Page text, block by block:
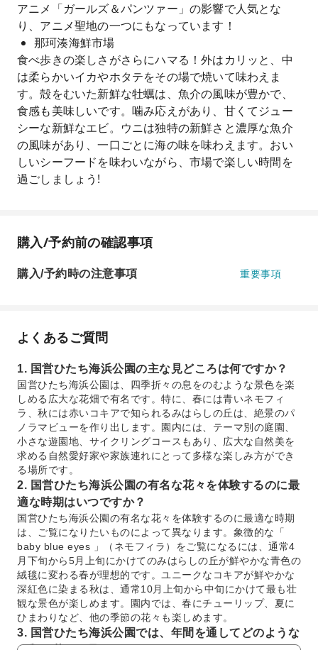
アニメ「ガールズ＆パンツァー」の影響で人気とな
り、アニメ聖地の一つにもなっています！
那珂湊海鮮市場
食べ歩きの楽しさがさらにハマる！外はカリッと、中
は柔らかいイカやホタテをその場で焼いて味わえま
す。殻をむいた新鮮な牡蠣は、魚介の風味が豊かで、
食感も美味しいです。噛み応えがあり、甘くてジュー
シーな新鮮なエビ。ウニは独特の新鮮さと濃厚な魚介
の風味があり、一口ごとに海の味を味わえます。おい
しいシーフードを味わいながら、市場で楽しい時間を
過ごしましょう!
購入/予約前の確認事項
購入/予約時の注意事項 重要事項
よくあるご質問
1. 国営ひたち海浜公園の主な見どころは何ですか？
国営ひたち海浜公園は、四季折々の息をのむような景色を楽
しめる広大な花畑で有名です。特に、春には青いネモフィ
ラ、秋には赤いコキアで知られるみはらしの丘は、絶景のパ
ノラマビューを作り出します。園内には、テーマ別の庭園、
小さな遊園地、サイクリングコースもあり、広大な自然美を
求める自然愛好家や家族連れにとって多様な楽しみ方ができ
る場所です。
2. 国営ひたち海浜公園の有名な花々を体験するのに最
適な時期はいつですか？
国営ひたち海浜公園の有名な花々を体験するのに最適な時期
は、ご覧になりたいものによって異なります。象徴的な「
baby blue eyes 」（ネモフィラ）をご覧になるには、通常4
月下旬から5月上旬にかけてのみはらしの丘が鮮やかな青色の
絨毯に変わる春が理想的です。ユニークなコキアが鮮やかな
深紅色に染まる秋は、通常10月上旬から中旬にかけて最も壮
観な景色が楽しめます。園内では、春にチューリップ、夏に
ひまわりなど、他の季節の花々も楽しめます。
3. 国営ひたち海浜公園では、年間を通してどのような